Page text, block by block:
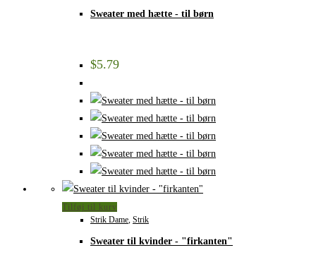
Sweater med hætte - til børn
$5.79
Tilføj til kurv
Strik Dame, Strik
Sweater til kvinder - "firkanten"